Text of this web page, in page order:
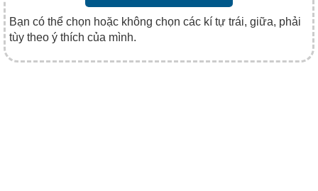
Bạn có thể chọn hoặc không chọn các kí tự trái, giữa, phải
tùy theo ý thích của mình.